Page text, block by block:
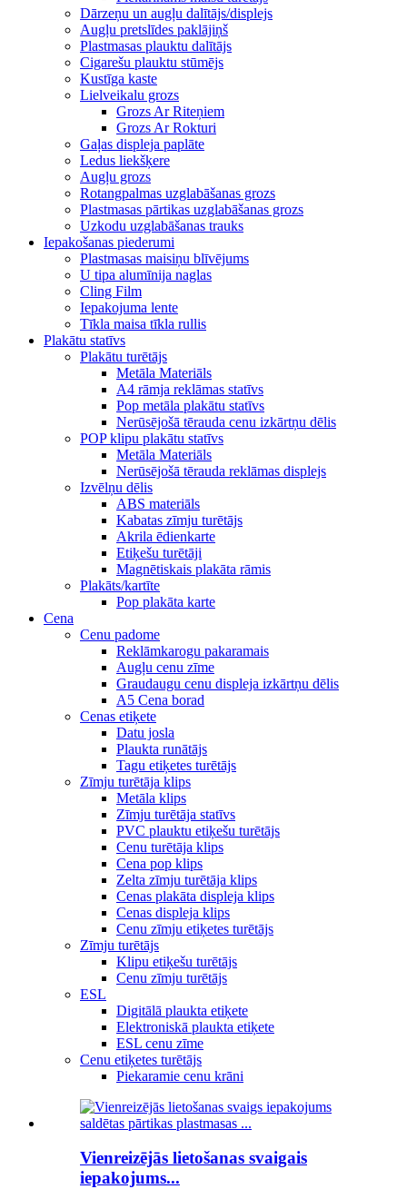
Dārzeņu un augļu dalītājs/displejs
Augļu pretslīdes paklājiņš
Plastmasas plauktu dalītājs
Cigarešu plauktu stūmējs
Kustīga kaste
Lielveikalu grozs
Grozs Ar Riteņiem
Grozs Ar Rokturi
Gaļas displeja paplāte
Ledus liekšķere
Augļu grozs
Rotangpalmas uzglabāšanas grozs
Plastmasas pārtikas uzglabāšanas grozs
Uzkodu uzglabāšanas trauks
Iepakošanas piederumi
Plastmasas maisiņu blīvējums
U tipa alumīnija naglas
Cling Film
Iepakojuma lente
Tīkla maisa tīkla rullis
Plakātu statīvs
Plakātu turētājs
Metāla Materiāls
A4 rāmja reklāmas statīvs
Pop metāla plakātu statīvs
Nerūsējošā tērauda cenu izkārtņu dēlis
POP klipu plakātu statīvs
Metāla Materiāls
Nerūsējošā tērauda reklāmas displejs
Izvēlņu dēlis
ABS materiāls
Kabatas zīmju turētājs
Akrila ēdienkarte
Etiķešu turētāji
Magnētiskais plakāta rāmis
Plakāts/kartīte
Pop plakāta karte
Cena
Cenu padome
Reklāmkarogu pakaramais
Augļu cenu zīme
Graudaugu cenu displeja izkārtņu dēlis
A5 Cena borad
Cenas etiķete
Datu josla
Plaukta runātājs
Tagu etiķetes turētājs
Zīmju turētāja klips
Metāla klips
Zīmju turētāja statīvs
PVC plauktu etiķešu turētājs
Cenu turētāja klips
Cena pop klips
Zelta zīmju turētāja klips
Cenas plakāta displeja klips
Cenas displeja klips
Cenu zīmju etiķetes turētājs
Zīmju turētājs
Klipu etiķešu turētājs
Cenu zīmju turētājs
ESL
Digitālā plaukta etiķete
Elektroniskā plaukta etiķete
ESL cenu zīme
Cenu etiķetes turētājs
Piekaramie cenu krāni
Vienreizējās lietošanas svaigais
iepakojums...